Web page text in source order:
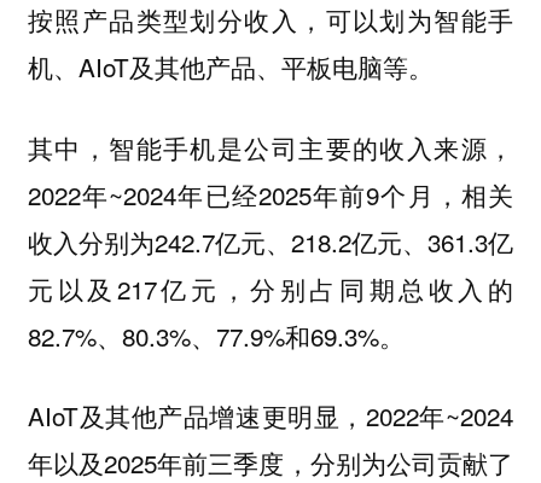
按照产品类型划分收入，可以划为智能手
机、AIoT及其他产品、平板电脑等。
其中， 智能手机是公司主要的收入来源，
2022年~2024年已经2025年前9个月，相关
收入分别为242.7亿元、218.2亿元、361.3亿
元以及217亿元，分别占同期总收入的
82.7%、80.3%、77.9%和69.3%。
AIoT及其他产品增速更明显，2022年~2024
年以及2025年前三季度，分别为公司贡献了